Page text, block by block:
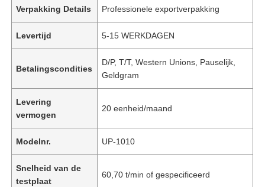
Verpakking Details Professionele exportverpakking
Levertijd 5-15 WERKDAGEN
Betalingscondities
D/P, T/T, Western Unions, Pauselijk,
Geldgram
Levering
vermogen
20 eenheid/maand
Modelnr. UP-1010
Snelheid van de
testplaat
60,70 t/min of gespecificeerd